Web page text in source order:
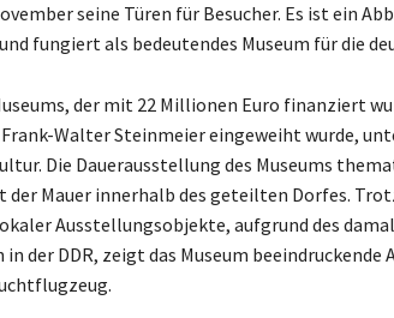
seine Türen für Besucher. Es ist ein
fungiert als bedeutendes Museum für die
der mit 22 Millionen Euro finanziert
Walter Steinmeier eingeweiht wurde,
Die Dauerausstellung des Museums
der Mauer innerhalb des geteilten Dorfes.
Ausstellungsobjekte, aufgrund des
der DDR, zeigt das Museum beeindruckende